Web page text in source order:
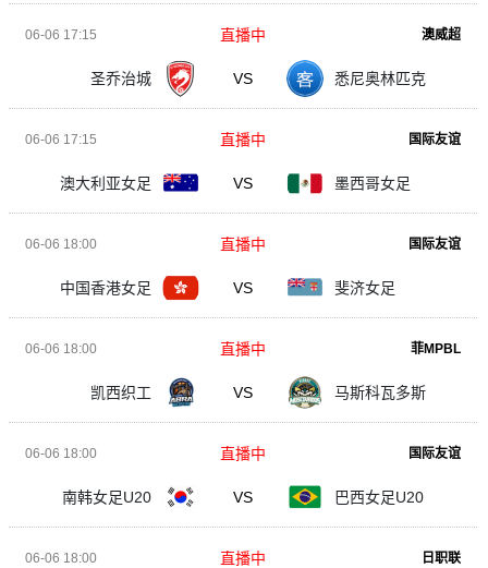
06-06 17:15 澳威超
圣乔治城 VS 悉尼奥林匹克
直播中
06-06 17:15 国际友谊
澳大利亚女足 VS 墨西哥女足
直播中
06-06 18:00 国际友谊
中国香港女足 VS 斐济女足
直播中
06-06 18:00 菲MPBL
凯西织工 VS 马斯科瓦多斯
直播中
06-06 18:00 国际友谊
南韩女足U20 VS 巴西女足U20
直播中
06-06 18:00 日职联
直播中